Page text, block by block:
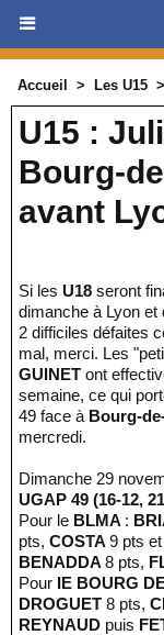
Accueil > Les U15 >
U15 :
Bourg-
avant
Si les U18 seront
dimanche à Lyon et
2 difficiles défaites
mal, merci. Les
GUINET ont
semaine, ce qui
49 face à Bourg-
mercredi.
Dimanche 29
UGAP 49 (16-12,
Pour le BLMA :
pts, COSTA 9 pts et
BENADDA 8 pts,
Pour IE BOURG
DROGUET 8 pts,
REYNAUD puis